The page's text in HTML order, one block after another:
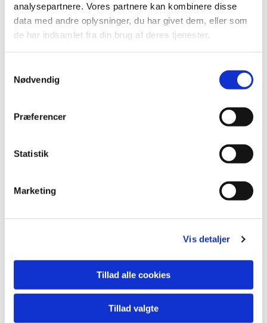
analysepartnere. Vores partnere kan kombinere disse
data med andre oplysninger, du har givet dem, eller som
de har indsamlet fra din brug af deres tjenester.
Nødvendig
Præferencer
Statistik
Marketing
Vis detaljer
Tillad alle cookies
Tillad valgte
Du vil måske også kunne lide...